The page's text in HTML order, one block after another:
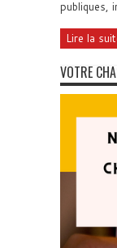
publiques,
Lire la
VOTRE